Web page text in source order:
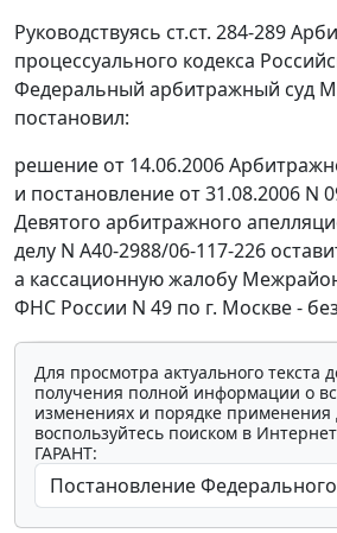
Руководствуясь ст.ст. 284-289
процессуального кодекса
Федеральный арбитражный суд
постановил:
решение от 14.06.2006
и постановление от 31.08.2006 N
Девятого арбитражного
делу N А40-2988/06-117-226
а кассационную жалобу
ФНС России N 49 по г. Москве -
Для просмотра актуального текста
получения полной информации о
изменениях и порядке применения
воспользуйтесь поиском в
ГАРАНТ: